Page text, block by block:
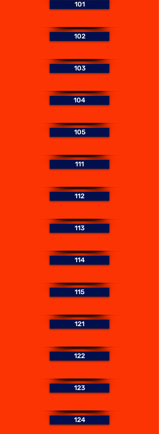
101
102
103
104
105
111
112
113
114
115
121
122
123
124